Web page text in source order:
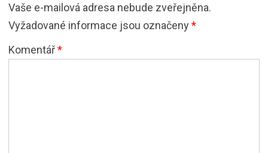
Vaše e-mailová adresa nebude zveřejněna.
Vyžadované informace jsou označeny*
Komentář*